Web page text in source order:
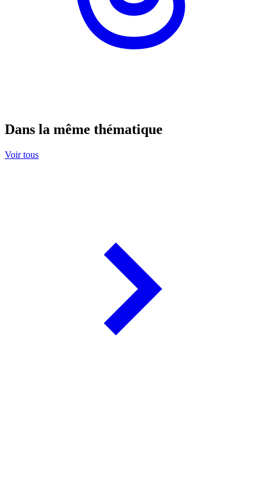
Dans la même thématique
Voir tous